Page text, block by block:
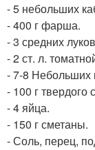
- 5 небольших
- 400 г фарша.
- 3 средних
- 2 ст. л.
- 7-8 Небольших
- 100 г
- 4 яйца.
- 150 г сметаны.
- Соль, перец,